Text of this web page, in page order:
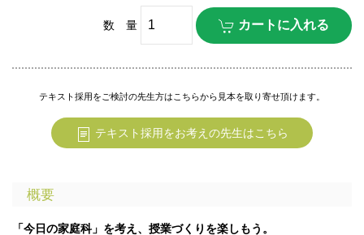
数 量
テキスト採用をご検討の先生方はこちらから見本を取り寄せ頂けます。
テキスト採用をお考えの先生はこちら
概要
「今日の家庭科」を考え、授業づくりを楽しもう。